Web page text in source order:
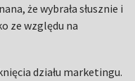
że wybrała słusznie i
ze względu na
działu marketingu.